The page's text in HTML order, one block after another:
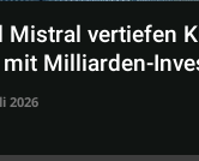
vertiefen
Milliarden-
2026